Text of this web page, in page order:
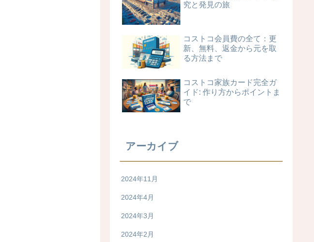
究と発見の旅
コストコ会員費の全て：更
新、無料、返金から元を取
る方法まで
コストコ家族カード完全ガ
イド: 作り方からポイントま
で
アーカイブ
2024年11月
2024年4月
2024年3月
2024年2月